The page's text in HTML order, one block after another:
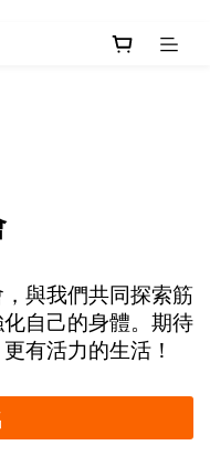
與我們共同探索筋
自己的身體。期待
有活力的生活！